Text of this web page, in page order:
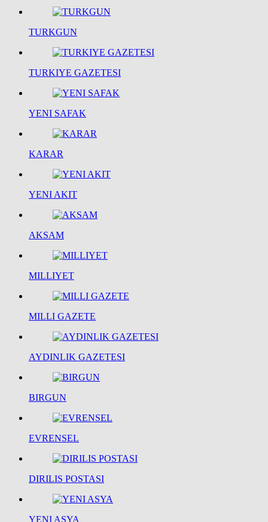
TURKGUN
TURKIYE GAZETESI
YENI SAFAK
KARAR
YENI AKIT
AKSAM
MILLIYET
MILLI GAZETE
AYDINLIK GAZETESI
BIRGUN
EVRENSEL
DIRILIS POSTASI
YENI ASYA